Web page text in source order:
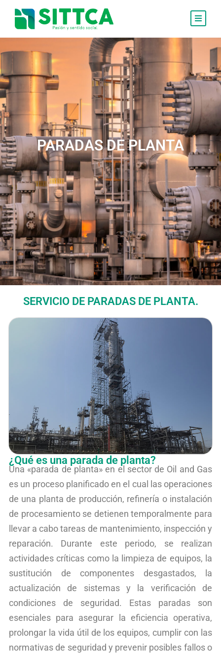
PARADAS DE PLANTA
SERVICIO DE PARADAS DE PLANTA.
¿Qué es una parada de planta?
Una «parada de planta» en el sector de Oil and Gas
es un proceso planificado en el cual las operaciones
de una planta de producción, refinería o instalación
de procesamiento se detienen temporalmente para
llevar a cabo tareas de mantenimiento, inspección y
reparación. Durante este periodo, se realizan
actividades críticas como la limpieza de equipos, la
sustitución de componentes desgastados, la
actualización de sistemas y la verificación de
condiciones de seguridad. Estas paradas son
esenciales para asegurar la eficiencia operativa,
prolongar la vida útil de los equipos, cumplir con las
normativas de seguridad y prevenir posibles fallos o